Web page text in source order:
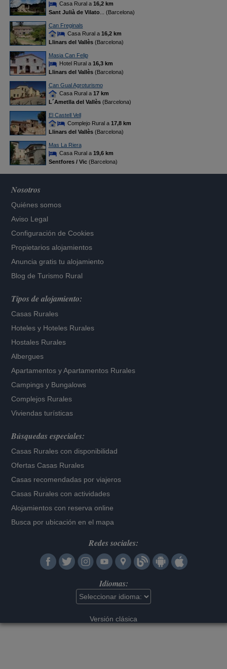
Casa Rural a 16,2 km
Sant Julià de Vilato... (Barcelona)
Can Freginals
Casa Rural a 16,2 km
Llinars del Vallès(Barcelona)
Masia Can Felip
Hotel Rural a 16,3 km
Llinars del Vallès(Barcelona)
Can Gual Agroturismo
Casa Rural a 17 km
L´Ametlla del Vallès(Barcelona)
El Castell Vell
Complejo Rural a 17,8 km
Llinars del Vallès(Barcelona)
Mas La Riera
Casa Rural a 19,6 km
Sentfores / Vic(Barcelona)
Nosotros
Quiénes somos
Aviso Legal
Configuración de Cookies
Propietarios alojamientos
Anuncia gratis tu alojamiento
Blog de Turismo Rural
Tipos de alojamiento:
Casas Rurales
Hoteles y Hoteles Rurales
Hostales Rurales
Albergues
Apartamentos yApartamentos Rurales
Campings y Bungalows
Complejos Rurales
Viviendas turísticas
Búsquedas especiales:
Casas Rurales con disponibilidad
Ofertas Casas Rurales
Casas recomendadas por viajeros
Casas Rurales con actividades
Alojamientos con reserva online
Busca por ubicación en el mapa
Redes sociales:
Idiomas:
Versión clásica